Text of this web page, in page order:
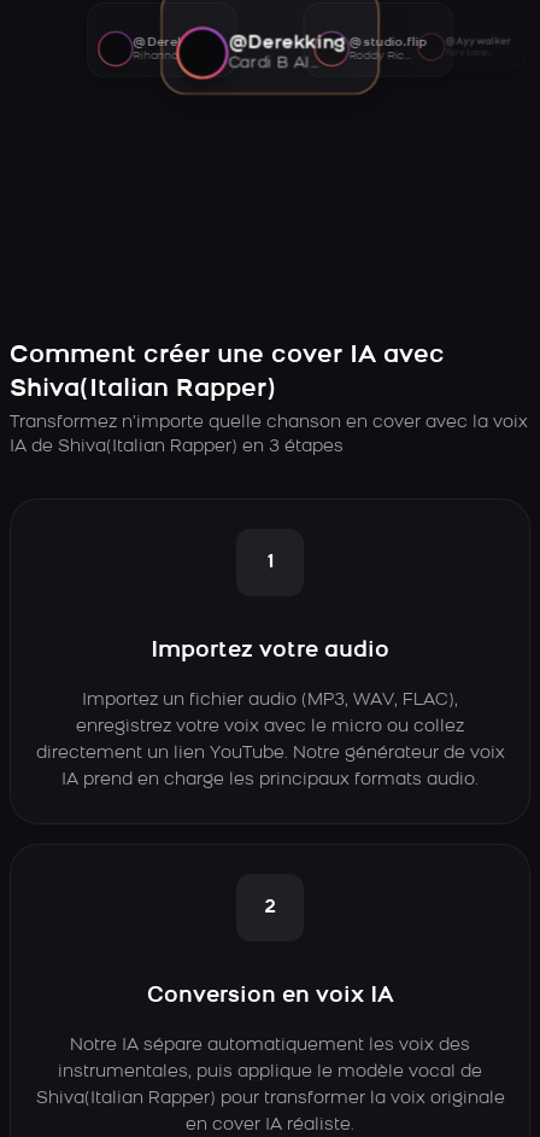
@Derekking
Cardi B AI voice
@studio.flip
Roddy Ricch AI voice
@Ayywalker
@Derekking
Rihanna AI voice
Comment créer une cover IA avec
Shiva(Italian Rapper)
Transformez n’importe quelle chanson en cover avec la voix
IA de Shiva(Italian Rapper) en 3 étapes
1
Importez votre audio
Importez un fichier audio (MP3, WAV, FLAC),
enregistrez votre voix avec le micro ou collez
directement un lien YouTube. Notre générateur de voix
IA prend en charge les principaux formats audio.
2
Conversion en voix IA
Notre IA sépare automatiquement les voix des
instrumentales, puis applique le modèle vocal de
Shiva(Italian Rapper) pour transformer la voix originale
en cover IA réaliste.